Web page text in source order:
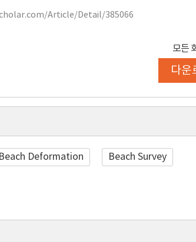
Article/Detail/385066
모든
다운
Beach Deformation Beach Survey